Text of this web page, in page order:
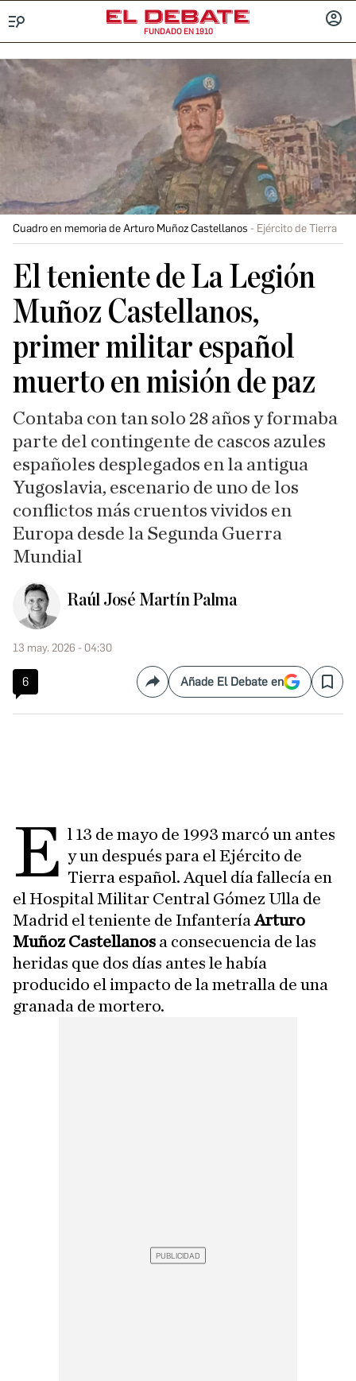
FUNDADO EN 1910
Cuadro en memoria de Arturo Muñoz Castellanos Ejército de Tierra
El teniente de La Legión
Muñoz Castellanos,
primer militar español
muerto en misión de paz
Contaba con tan solo 28 años y formaba
parte del contingente de cascos azules
españoles desplegados en la antigua
Yugoslavia, escenario de uno de los
conflictos más cruentos vividos en
Europa desde la Segunda Guerra
Mundial
Raúl José Martín Palma
13 may. 2026 - 04:30
6 CompartirAñade El Debate en Save
E l 13 de mayo de 1993 marcó un antes
y un después para el Ejército de
Tierra español. Aquel día fallecía en
el Hospital Militar Central Gómez Ulla de
Madrid el teniente de InfanteríaArturo
Muñoz Castellanos a consecuencia de las
heridas que dos días antes le había
producido el impacto de la metralla de una
granada de mortero.